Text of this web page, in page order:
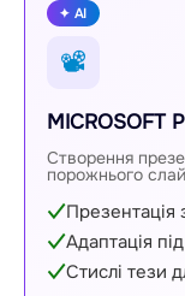
✦ AI
📽
MICROSOFT
Створення
порожнього
Презентація
Адаптація
Стислі тези